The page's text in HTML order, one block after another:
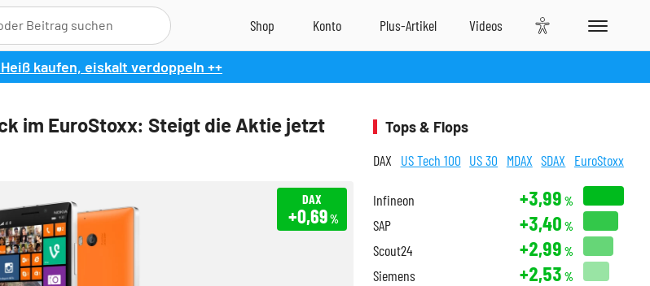
Heiß kaufen, eiskalt verdoppeln ++
im EuroStoxx: Steigt die Aktie jetzt
DAX
+0,69%
Tops & Flops
DAX US Tech 100 US 30 MDAX SDAX EuroStoxx
Infineon +3,99 %
SAP +3,40 %
Scout24 +2,99 %
Siemens +2,53 %